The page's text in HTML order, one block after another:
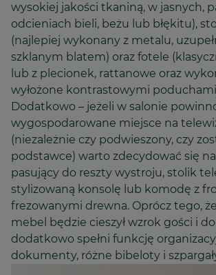
wysokiej jakości tkaniną, w jasnych,
odcieniach bieli, beżu lub błękitu),
(najlepiej wykonany z metalu,
szklanym blatem) oraz fotele
lub z plecionek, rattanowe oraz
wyłożone kontrastowymi
Dodatkowo – jeżeli w salonie
wygospodarowane miejsce na
(niezależnie czy podwieszony, czy
podstawce) warto zdecydować się
pasujący do reszty wystroju, stolik
stylizowaną konsolę lub komodę z
frezowanymi drewna. Oprócz tego,
mebel będzie cieszył wzrok gości i
dodatkowo spełni funkcję
dokumenty, różne bibeloty i